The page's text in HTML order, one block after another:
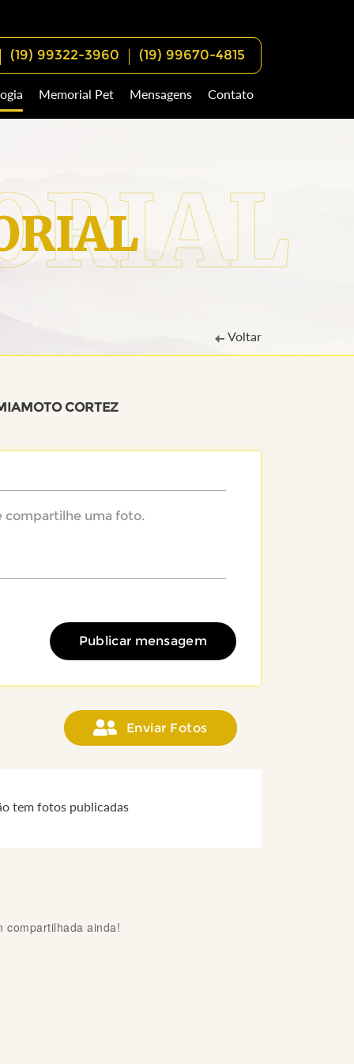
(19) 99322-3960 (19) 99670-4815
Memorial Pet Mensagens Contato
Voltar
CORTEZ
Publicar mensagem
Enviar Fotos
tem fotos publicadas
compartilhada ainda!